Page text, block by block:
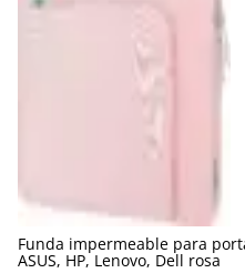
Funda impermeable para
ASUS, HP, Lenovo, Dell rosa